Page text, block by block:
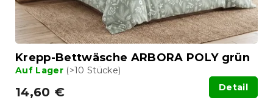
Krepp-Bettwäsche ARBORA POLY grün
Auf Lager (>10 Stücke)
14,60 € Detail